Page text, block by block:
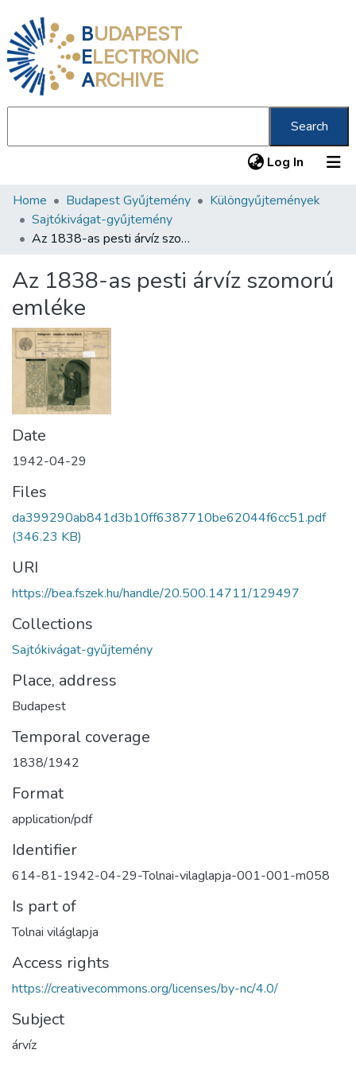
BUDAPEST
ELECTRONIC
ARCHIVE
Search
Log In (current)
Communities & Collections
All of DSpace
About us
Home Budapest Gyűjtemény
Különgyűjtemények
Sajtókivágat-gyűjtemény
Az 1838-as pesti árvíz szomorú emléke
Az 1838-as pesti árvíz szomorú
emléke
Date
1942-04-29
Files
da399290ab841d3b10ff6387710be62044f6cc51.pdf
(346.23 KB)
URI
https://bea.fszek.hu/handle/20.500.14711/129497
Collections
Sajtókivágat-gyűjtemény
Place, address
Budapest
Temporal coverage
1838/1942
Format
application/pdf
Identifier
614-81-1942-04-29-Tolnai-vilaglapja-001-001-m058
Is part of
Tolnai világlapja
Access rights
https://creativecommons.org/licenses/by-nc/4.0/
Subject
árvíz